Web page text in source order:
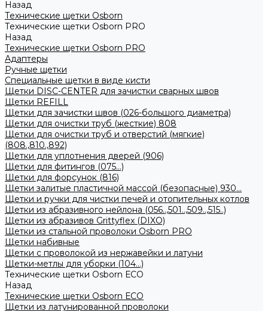
Назад
Технические щетки Osborn
Технические щетки Osborn PRO
Назад
Технические щетки Osborn PRO
Адаптеры
Ручные щетки
Специальные щетки в виде кисти
Щетки DISC-CENTER для зачистки сварных швов
Щетки REFILL
Щетки для зачистки швов (026-большого диаметра)
Щетки для очистки труб (жесткие) 808
Щетки для очистки труб и отверстий (мягкие)
(808.,810.,892)
Щетки для уплотнения дверей (906)
Щетки для фитингов (075...)
Щетки для форсунок (816)
Щетки залитые пластичной массой (безопасные) 930...
Щетки и ручки для чистки печей и отопительных котлов
Щетки из абразивного нейлона (056..,501..,509..,515..)
Щетки из абразивов Grittyflex (DIXO)
Щетки из стальной проволоки Osborn PRO
Щетки набивные
Щетки с проволокой из нержавейки и латуни
Щетки-метлы для уборки (104...)
Технические щетки Osborn ЕСО
Назад
Технические щетки Osborn ЕСО
Щетки из латунированной проволоки